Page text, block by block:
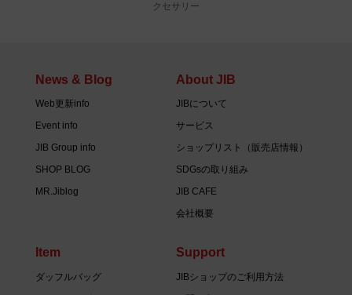
クセサリー
News & Blog
Web更新info
Event info
JIB Group info
SHOP BLOG
MR.Jiblog
About JIB
JIBについて
サービス
ショップリスト（販売店情報）
SDGsの取り組み
JIB CAFE
会社概要
Item
ダッフルバッグ
Support
JIBショップのご利用方法